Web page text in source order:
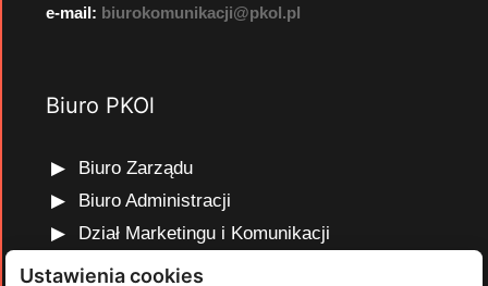
e-mail: biurokomunikacji@pkol.pl
Biuro PKOl
Biuro Zarządu
Biuro Administracji
Dział Marketingu i Komunikacji
Dział Edukacji Olimpijskiej
Ustawienia cookies